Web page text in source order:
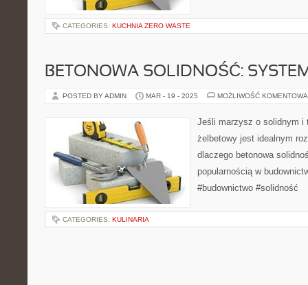
CATEGORIES: KUCHNIA ZERO WASTE
BETONOWA SOLIDNOŚĆ:
POSTED BY ADMIN MAR - 19 - 2025 MOŻLIWOŚĆ
Jeśli marzysz o solidnym i
żelbetowy jest idealnym
dlaczego betonowa
popularnością w
#budownictwo #solidność
CATEGORIES: KULINARIA